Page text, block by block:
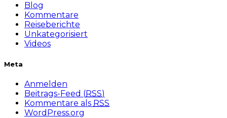
Blog
Kommentare
Reiseberichte
Unkategorisiert
Videos
Meta
Anmelden
Beitrags-Feed (RSS)
Kommentare als RSS
WordPress.org